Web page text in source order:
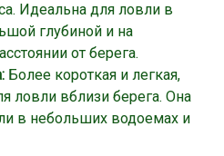
Идеальна для ловли в
глубиной и на
от берега.
Более короткая и легкая,
ловли вблизи берега. Она
в небольших водоемах и